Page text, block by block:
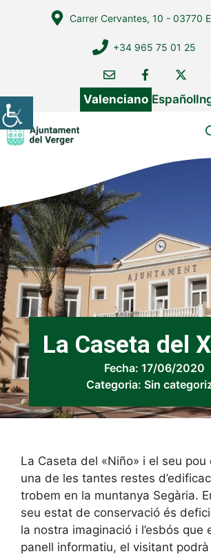
Carrer Cervantes, 10 - 03770
+34 965 75 01 25
Valenciano Español
La Caseta del
Fecha: 17/06/2020
Categoria: Sin
La Caseta del «Niño» i el seu pou
una de les tantes restes
trobem en la muntanya Segària.
seu estat de conservació és
la nostra imaginació i l’esbós que
panell informatiu, el visitant